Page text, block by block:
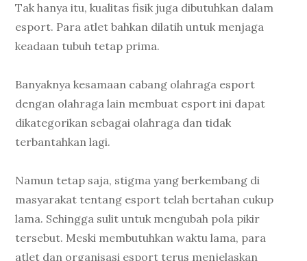
Tak hanya itu, kualitas fisik juga dibutuhkan dalam
esport. Para atlet bahkan dilatih untuk menjaga
keadaan tubuh tetap prima.
Banyaknya kesamaan cabang olahraga esport
dengan olahraga lain membuat esport ini dapat
dikategorikan sebagai olahraga dan tidak
terbantahkan lagi.
Namun tetap saja, stigma yang berkembang di
masyarakat tentang esport telah bertahan cukup
lama. Sehingga sulit untuk mengubah pola pikir
tersebut. Meski membutuhkan waktu lama, para
atlet dan organisasi esport terus menjelaskan